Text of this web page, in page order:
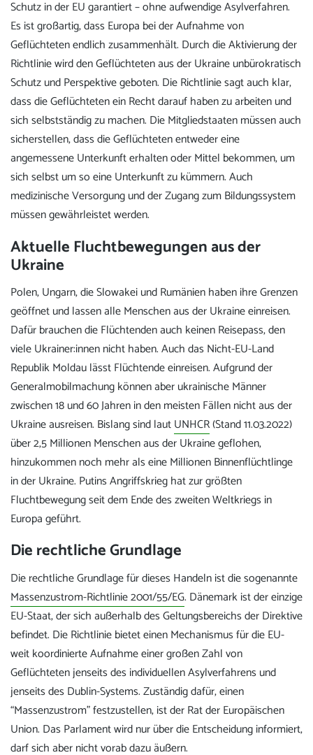
Schutz in der EU garantiert – ohne aufwendige Asylverfahren.
Es ist großartig, dass Europa bei der Aufnahme von
Geflüchteten endlich zusammenhält. Durch die Aktivierung der
Richtlinie wird den Geflüchteten aus der Ukraine unbürokratisch
Schutz und Perspektive geboten. Die Richtlinie sagt auch klar,
dass die Geflüchteten ein Recht darauf haben zu arbeiten und
sich selbstständig zu machen. Die Mitgliedstaaten müssen auch
sicherstellen, dass die Geflüchteten entweder eine
angemessene Unterkunft erhalten oder Mittel bekommen, um
sich selbst um so eine Unterkunft zu kümmern. Auch
medizinische Versorgung und der Zugang zum Bildungssystem
müssen gewährleistet werden.
Aktuelle Fluchtbewegungen aus der
Ukraine
Polen, Ungarn, die Slowakei und Rumänien haben ihre Grenzen
geöffnet und lassen alle Menschen aus der Ukraine einreisen.
Dafür brauchen die Flüchtenden auch keinen Reisepass, den
viele Ukrainer:innen nicht haben. Auch das Nicht-EU-Land
Republik Moldau lässt Flüchtende einreisen. Aufgrund der
Generalmobilmachung können aber ukrainische Männer
zwischen 18 und 60 Jahren in den meisten Fällen nicht aus der
Ukraine ausreisen. Bislang sind lautUNHCR(Stand 11.03.2022)
über 2,5 Millionen Menschen aus der Ukraine geflohen,
hinzukommen noch mehr als eine Millionen Binnenflüchtlinge
in der Ukraine. Putins Angriffskrieg hat zur größten
Fluchtbewegung seit dem Ende des zweiten Weltkriegs in
Europa geführt.
Die rechtliche Grundlage
Die rechtliche Grundlage für dieses Handeln ist die sogenannte
Massenzustrom-Richtlinie 2001/55/EG. Dänemark ist der einzige
EU-Staat, der sich außerhalb des Geltungsbereichs der Direktive
befindet. Die Richtlinie bietet einen Mechanismus für die EU-
weit koordinierte Aufnahme einer großen Zahl von
Geflüchteten jenseits des individuellen Asylverfahrens und
jenseits des Dublin-Systems. Zuständig dafür, einen
“Massenzustrom” festzustellen, ist der Rat der Europäischen
Union. Das Parlament wird nur über die Entscheidung informiert,
darf sich aber nicht vorab dazu äußern.